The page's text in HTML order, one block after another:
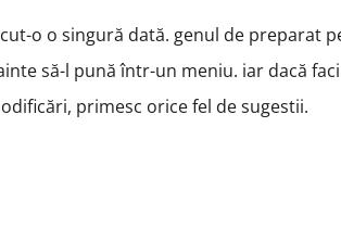
o o singură dată. genul de preparat
să-l pună într-un meniu. iar dacă
primesc orice fel de sugestii.